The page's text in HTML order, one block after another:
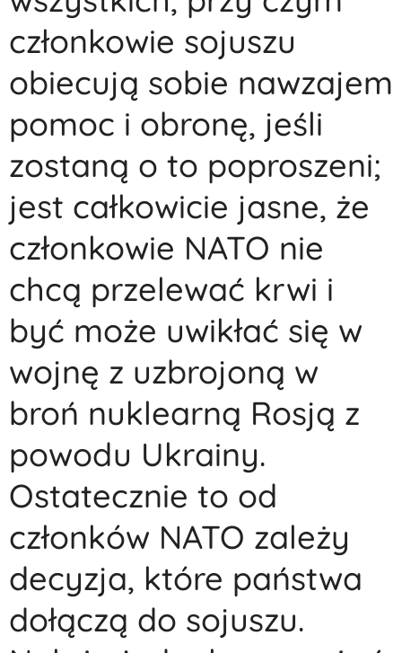
członkowie sojuszu
obiecują sobie nawzajem
pomoc i obronę, jeśli
zostaną o to poproszeni;
jest całkowicie jasne, że
członkowie NATO nie
chcą przelewać krwi i
być może uwikłać się w
wojnę z uzbrojoną w
broń nuklearną Rosją z
powodu Ukrainy.
Ostatecznie to od
członków NATO zależy
decyzja, które państwa
dołączą do sojuszu.